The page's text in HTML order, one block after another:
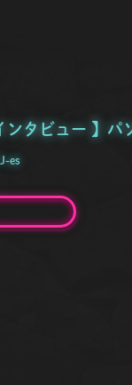
ンタビュー 】パ
es